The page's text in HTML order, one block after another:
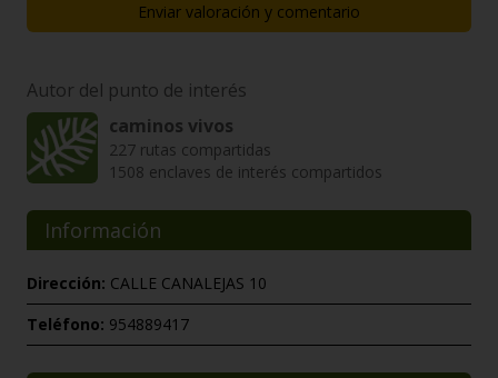
Enviar valoración y comentario
Autor del punto de interés
caminos vivos
227 rutas compartidas
1508 enclaves de interés compartidos
Información
Dirección: CALLE CANALEJAS 10
Teléfono: 954889417